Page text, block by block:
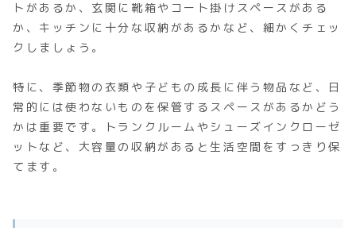
トがあるか、玄関に靴箱やコート掛けスペースがある
か、キッチンに十分な収納があるかなど、細かくチェッ
クしましょう。
特に、季節物の衣類や子どもの成長に伴う物品など、日
常的には使わないものを保管するスペースがあるかどう
かは重要です。トランクルームやシューズインクローゼ
ットなど、大容量の収納があると生活空間をすっきり保
てます。